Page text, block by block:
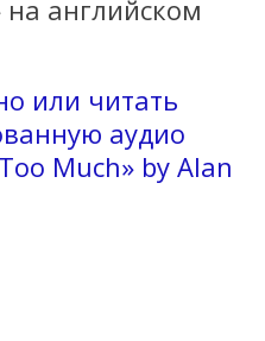
на английском
или читать
аудио
Much» by Alan